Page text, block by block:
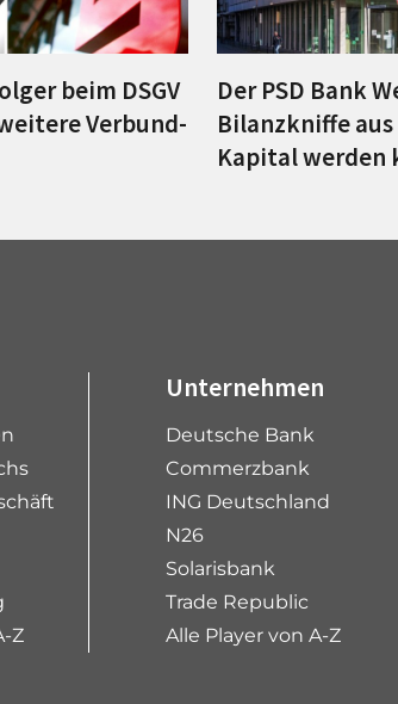
beim DSGV
Verbund-
Der PSD Bank
Bilanzkniffe
Kapital werden
Z
Unternehmen
Deutsche Bank
Commerzbank
ING Deutschland
N26
Solarisbank
Trade Republic
Alle Player von A-Z